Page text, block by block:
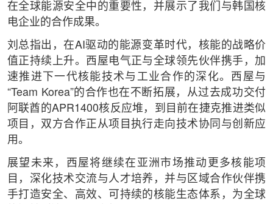
在全球能源安全中的重要性，并展示了我们与韩国核
电企业的合作成果。
刘总指出，在AI驱动的能源变革时代，核能的战略价
值正持续上升。西屋电气正与全球领先伙伴携手，加
速推进下一代核能技术与工业合作的深化。西屋与
“Team Korea”的合作也在不断拓展，从过去成功交付
阿联酋的APR1400核反应堆，到目前在捷克推进类似
项目，双方合作正从项目执行走向技术协同与创新应
用。
展望未来，西屋将继续在亚洲市场推动更多核能项
目，深化技术交流与人才培养，并与区域合作伙伴携
手打造安全、高效、可持续的核能生态体系，为全球